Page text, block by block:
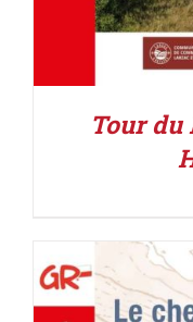
Tour du